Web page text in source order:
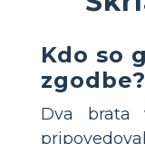
Kdo so
zgodbe?
Dva brata